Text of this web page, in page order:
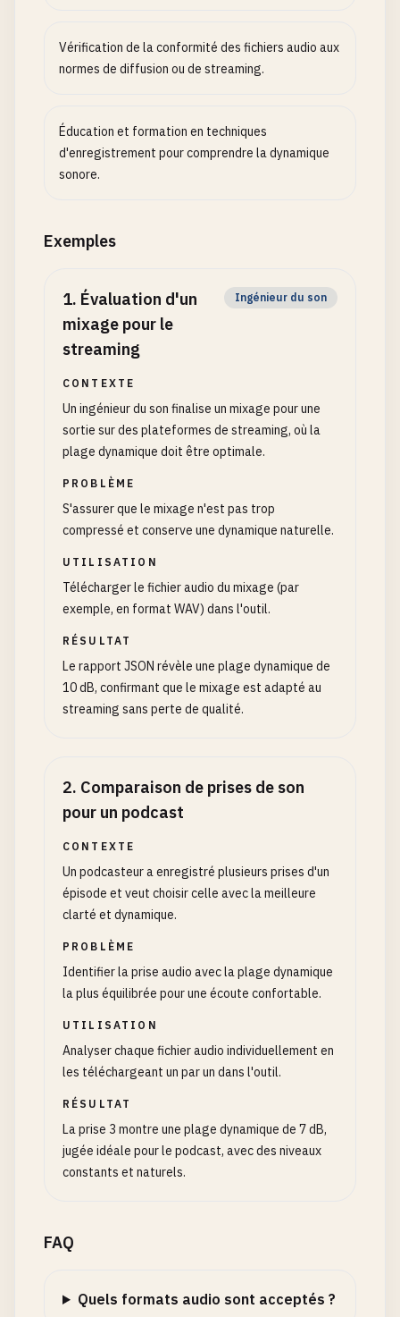
Vérification de la conformité des fichiers audio aux
normes de diffusion ou de streaming.
Éducation et formation en techniques
d'enregistrement pour comprendre la dynamique
sonore.
Exemples
1. Évaluation d'un
mixage pour le
streaming
Ingénieur du son
CONTEXTE
Un ingénieur du son finalise un mixage pour une
sortie sur des plateformes de streaming, où la
plage dynamique doit être optimale.
PROBLÈME
S'assurer que le mixage n'est pas trop
compressé et conserve une dynamique naturelle.
UTILISATION
Télécharger le fichier audio du mixage (par
exemple, en format WAV) dans l'outil.
RÉSULTAT
Le rapport JSON révèle une plage dynamique de
10 dB, confirmant que le mixage est adapté au
streaming sans perte de qualité.
2. Comparaison de prises de son
pour un podcast
CONTEXTE
Un podcasteur a enregistré plusieurs prises d'un
épisode et veut choisir celle avec la meilleure
clarté et dynamique.
PROBLÈME
Identifier la prise audio avec la plage dynamique
la plus équilibrée pour une écoute confortable.
UTILISATION
Analyser chaque fichier audio individuellement en
les téléchargeant un par un dans l'outil.
RÉSULTAT
La prise 3 montre une plage dynamique de 7 dB,
jugée idéale pour le podcast, avec des niveaux
constants et naturels.
FAQ
Quels formats audio sont acceptés ?